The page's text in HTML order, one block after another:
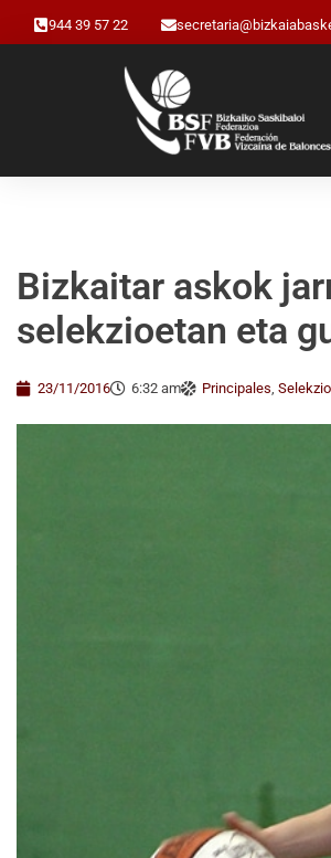
944 39 57 22
Bizkaitar askok
selekzioetan eta
23/11/2016 6:32 am Principales,